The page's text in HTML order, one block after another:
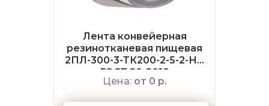
Лента конвейерная
резинотканевая пищевая
2ПЛ-300-3-ТК200-2-5-2-НБ
ГОСТ 20-2018
Цена: от 0 р.